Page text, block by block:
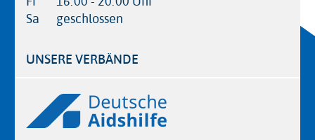
Sa
geschlossen
UNSERE VERBÄNDE
Logos